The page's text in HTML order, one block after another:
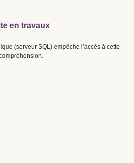
en travaux
(serveur SQL) empêche l’accès à cette